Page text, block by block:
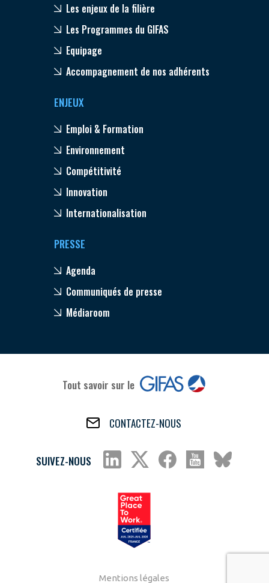
Les enjeux de la filière
Les Programmes du GIFAS
Equipage
Accompagnement de nos adhérents
ENJEUX
Emploi & Formation
Environnement
Compétitivité
Innovation
Internationalisation
PRESSE
Agenda
Communiqués de presse
Médiaroom
Tout savoir sur le
CONTACTEZ-NOUS
SUIVEZ-NOUS
Mentions légales